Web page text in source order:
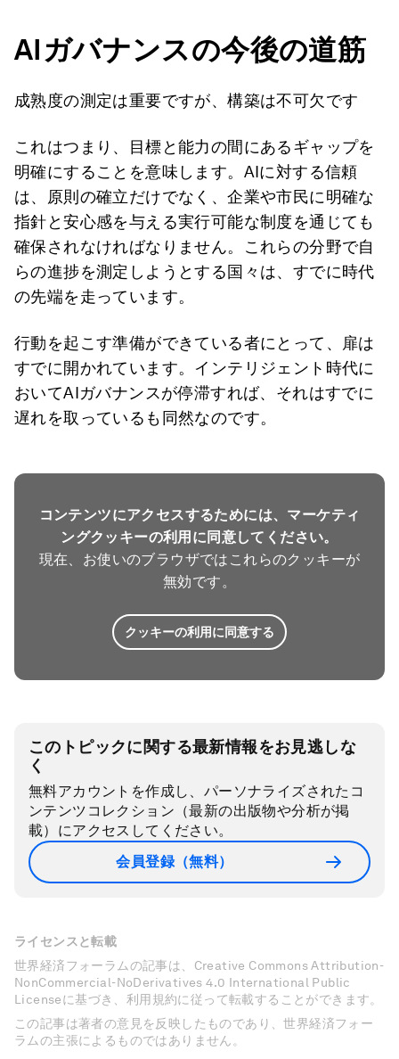
AIガバナンスの今後の道筋
成熟度の測定は重要ですが、構築は不可欠です
これはつまり、目標と能力の間にあるギャップを
明確にすることを意味します。AIに対する信頼
は、原則の確立だけでなく、企業や市民に明確な
指針と安心感を与える実行可能な制度を通じても
確保されなければなりません。これらの分野で自
らの進捗を測定しようとする国々は、すでに時代
の先端を走っています。
行動を起こす準備ができている者にとって、扉は
すでに開かれています。インテリジェント時代に
おいてAIガバナンスが停滞すれば、それはすでに
遅れを取っているも同然なのです。
コンテンツにアクセスするためには、マーケティ
ングクッキーの利用に同意してください。
現在、お使いのブラウザではこれらのクッキーが
無効です。
クッキーの利用に同意する
このトピックに関する最新情報をお見逃しな
く
無料アカウントを作成し、パーソナライズされたコ
ンテンツコレクション（最新の出版物や分析が掲
載）にアクセスしてください。
会員登録（無料）
ライセンスと転載
世界経済フォーラムの記事は、Creative Commons Attribution-
NonCommercial-NoDerivatives 4.0 International Public
Licenseに基づき、利用規約に従って転載することができます。
この記事は著者の意見を反映したものであり、世界経済フォー
ラムの主張によるものではありません。